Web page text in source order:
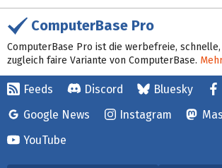
ComputerBase Pro
ComputerBase Pro ist die werbefreie,
zugleich faire Variante von ComputerBase.
Feeds Discord Bluesky
Google News
Instagram
YouTube